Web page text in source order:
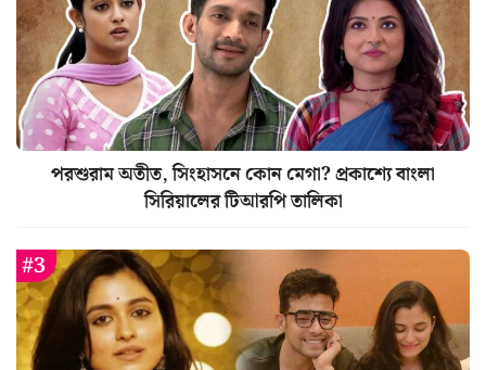
পরশুরাম অতীত, সিংহাসনে কোন মেগা? প্রকাশ্যে বাংলা
সিরিয়ালের টিআরপি তালিকা